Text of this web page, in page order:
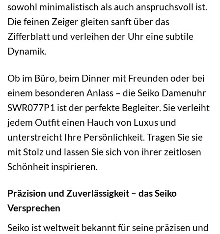
sowohl minimalistisch als auch anspruchsvoll ist.
Die feinen Zeiger gleiten sanft über das
Zifferblatt und verleihen der Uhr eine subtile
Dynamik.
Ob im Büro, beim Dinner mit Freunden oder bei
einem besonderen Anlass – die Seiko Damenuhr
SWR077P1 ist der perfekte Begleiter. Sie verleiht
jedem Outfit einen Hauch von Luxus und
unterstreicht Ihre Persönlichkeit. Tragen Sie sie
mit Stolz und lassen Sie sich von ihrer zeitlosen
Schönheit inspirieren.
Präzision und Zuverlässigkeit – das Seiko
Versprechen
Seiko ist weltweit bekannt für seine präzisen und